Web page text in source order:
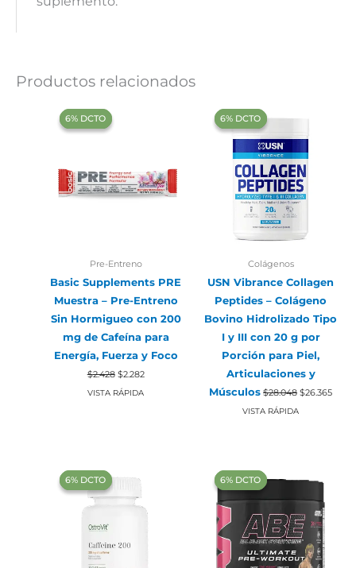
Productos relacionados
‍6% DCTO‍‍
‍6% DCTO‍‍
Pre-Entreno
Basic Supplements PRE
Muestra – Pre-Entreno
Sin Hormigueo con 200
mg de Cafeína para
Energía, Fuerza y Foco
$2.428 El
precio
original
$2.282El
precio
actual
VISTA RÁPIDA
‍6% DCTO‍‍
‍6% DCTO‍‍
Colágenos
USN Vibrance Collagen
Peptides – Colágeno
Bovino Hidrolizado Tipo
I y III con 20 g por
Porción para Piel,
Articulaciones y
Músculos $28.048 El
precio
$26.365El
VISTA RÁPIDA
‍6% DCTO‍‍
‍6% DCTO‍‍ ‍6% DCTO‍‍
‍6% DCTO‍‍